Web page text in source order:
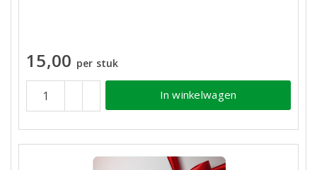
15,00 per stuk
In winkelwagen